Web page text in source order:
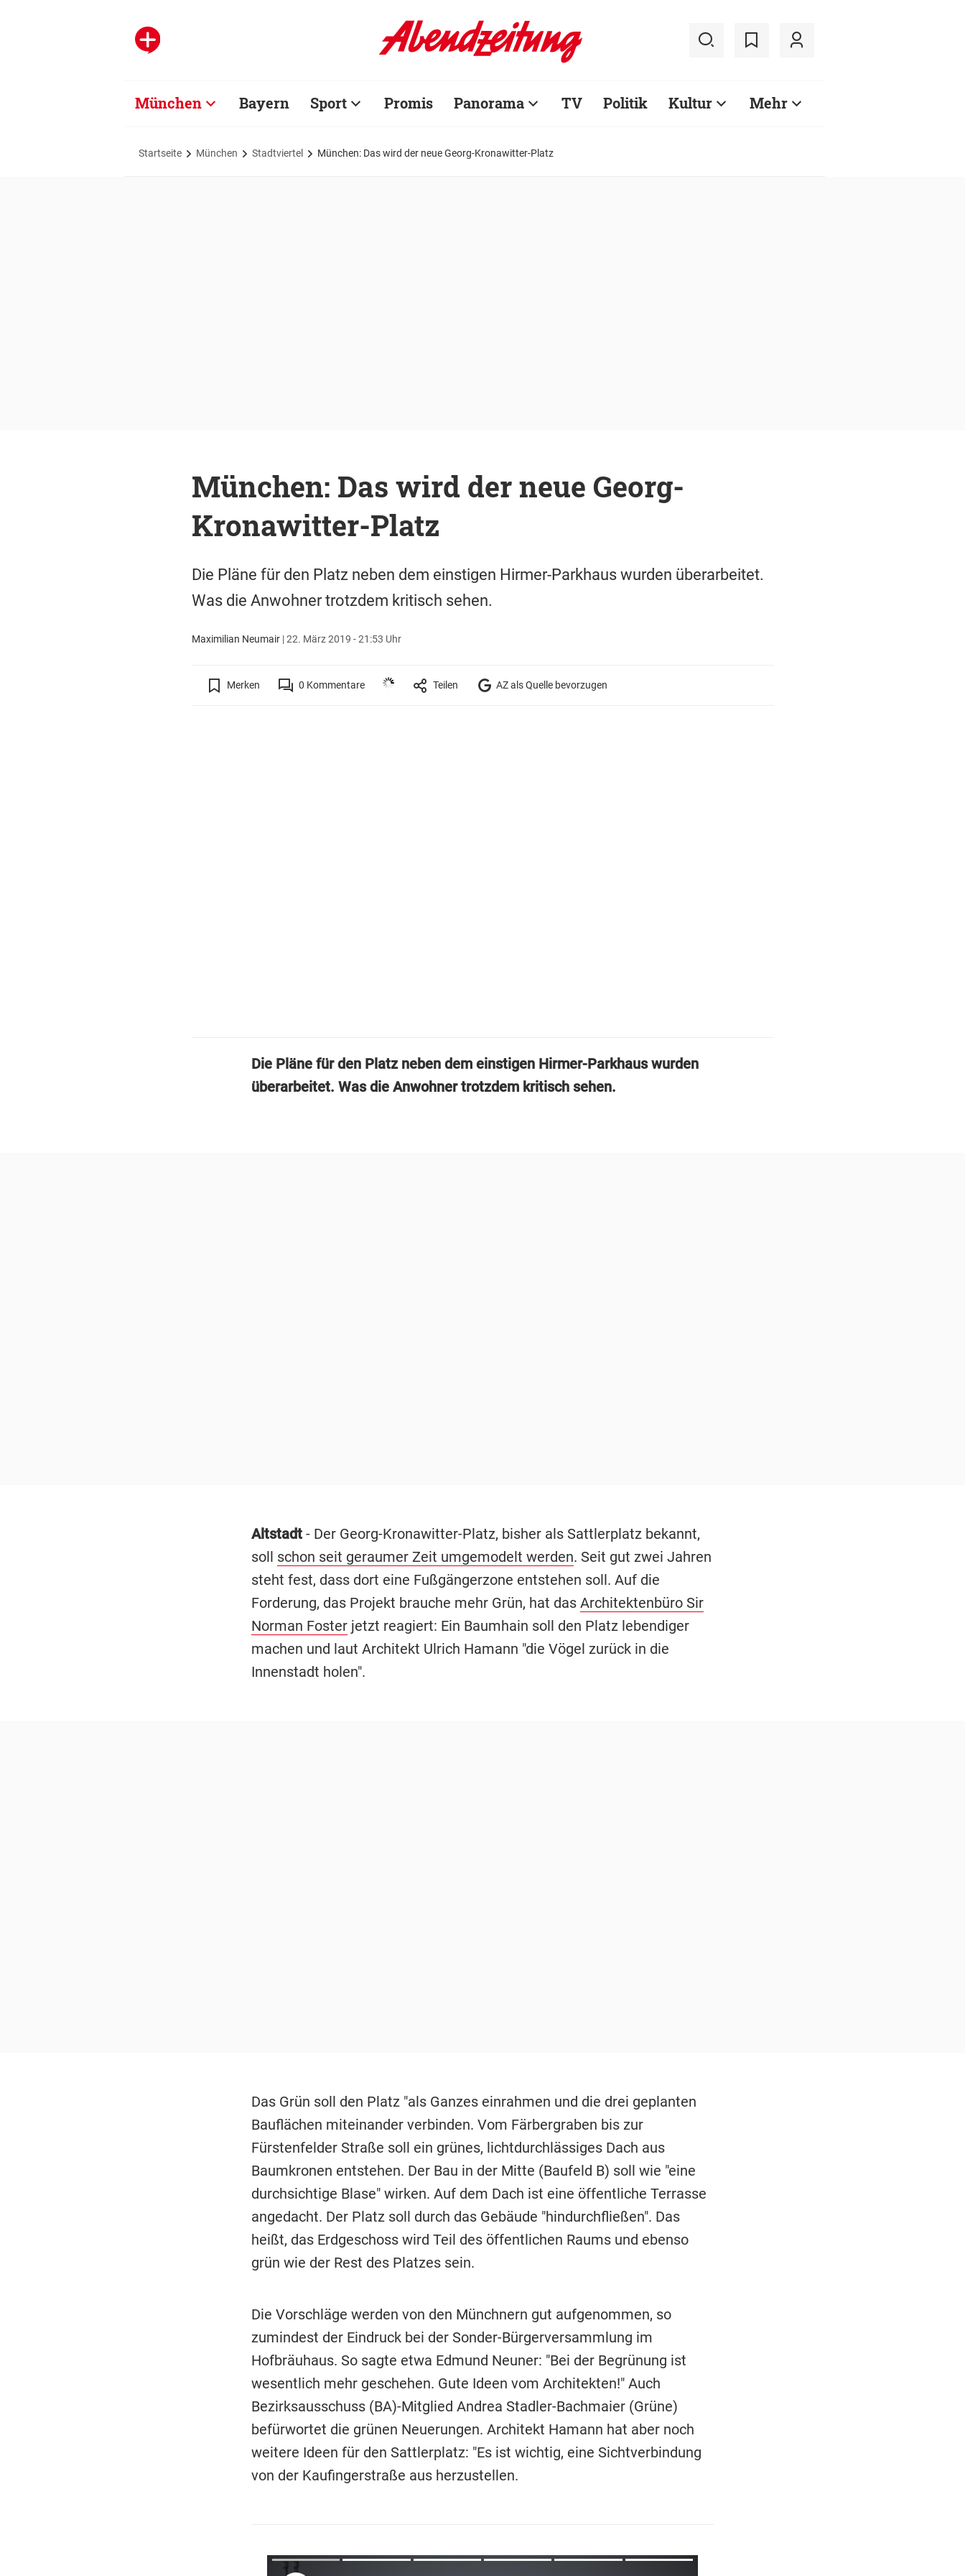
München Bayern Sport Promis Panorama TV Politik Kultur Mehr
Startseite München Stadtviertel München: Das wird der neue Georg-Kronawitter-Platz
München: Das wird der neue Georg-
Kronawitter-Platz
Die Pläne für den Platz neben dem einstigen Hirmer-Parkhaus wurden überarbeitet.
Was die Anwohner trotzdem kritisch sehen.
Maximilian Neumair|22. März 2019 - 21:53 Uhr
Merken 0 Kommentare Teilen AZ als Quelle bevorzugen
Die Pläne für den Platz neben dem einstigen Hirmer-Parkhaus wurden
überarbeitet. Was die Anwohner trotzdem kritisch sehen.
Altstadt - Der Georg-Kronawitter-Platz, bisher als Sattlerplatz bekannt,
soll schon seit geraumer Zeit umgemodelt werden. Seit gut zwei Jahren
steht fest, dass dort eine Fußgängerzone entstehen soll. Auf die
Forderung, das Projekt brauche mehr Grün, hat das Architektenbüro Sir
Norman Fosterjetzt reagiert: Ein Baumhain soll den Platz lebendiger
machen und laut Architekt Ulrich Hamann "die Vögel zurück in die
Innenstadt holen".
Das Grün soll den Platz "als Ganzes einrahmen und die drei geplanten
Bauflächen miteinander verbinden. Vom Färbergraben bis zur
Fürstenfelder Straße soll ein grünes, lichtdurchlässiges Dach aus
Baumkronen entstehen. Der Bau in der Mitte (Baufeld B) soll wie "eine
durchsichtige Blase" wirken. Auf dem Dach ist eine öffentliche Terrasse
angedacht. Der Platz soll durch das Gebäude "hindurchfließen". Das
heißt, das Erdgeschoss wird Teil des öffentlichen Raums und ebenso
grün wie der Rest des Platzes sein.
Die Vorschläge werden von den Münchnern gut aufgenommen, so
zumindest der Eindruck bei der Sonder-Bürgerversammlung im
Hofbräuhaus. So sagte etwa Edmund Neuner: "Bei der Begrünung ist
wesentlich mehr geschehen. Gute Ideen vom Architekten!" Auch
Bezirksausschuss (BA)-Mitglied Andrea Stadler-Bachmaier (Grüne)
befürwortet die grünen Neuerungen. Architekt Hamann hat aber noch
weitere Ideen für den Sattlerplatz: "Es ist wichtig, eine Sichtverbindung
von der Kaufingerstraße aus herzustellen.